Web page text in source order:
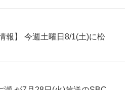
報】 今週土曜日8/1(土)に松